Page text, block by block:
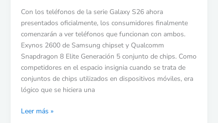
Con los teléfonos de la serie Galaxy S26 ahora
presentados oficialmente, los consumidores finalmente
comenzarán a ver teléfonos que funcionan con ambos.
Exynos 2600 de Samsung chipset y Qualcomm
Snapdragon 8 Elite Generación 5 conjunto de chips. Como
competidores en el espacio insignia cuando se trata de
conjuntos de chips utilizados en dispositivos móviles, era
lógico que se hiciera una
5
y
Samsung
Exynos
2600
Leer más »